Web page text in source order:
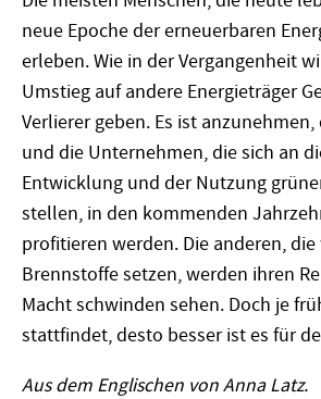
neue Epoche der erneuerbaren
erleben. Wie in der Vergangenheit
Umstieg auf andere Energieträger
Verlierer geben. Es ist
und die Unternehmen, die sich an
Entwicklung und der Nutzung
stellen, in den kommenden
profitieren werden. Die anderen,
Brennstoffe setzen, werden ihren
Macht schwinden sehen. Doch je
stattfindet, desto besser ist es für
Aus dem Englischen von Anna Latz.